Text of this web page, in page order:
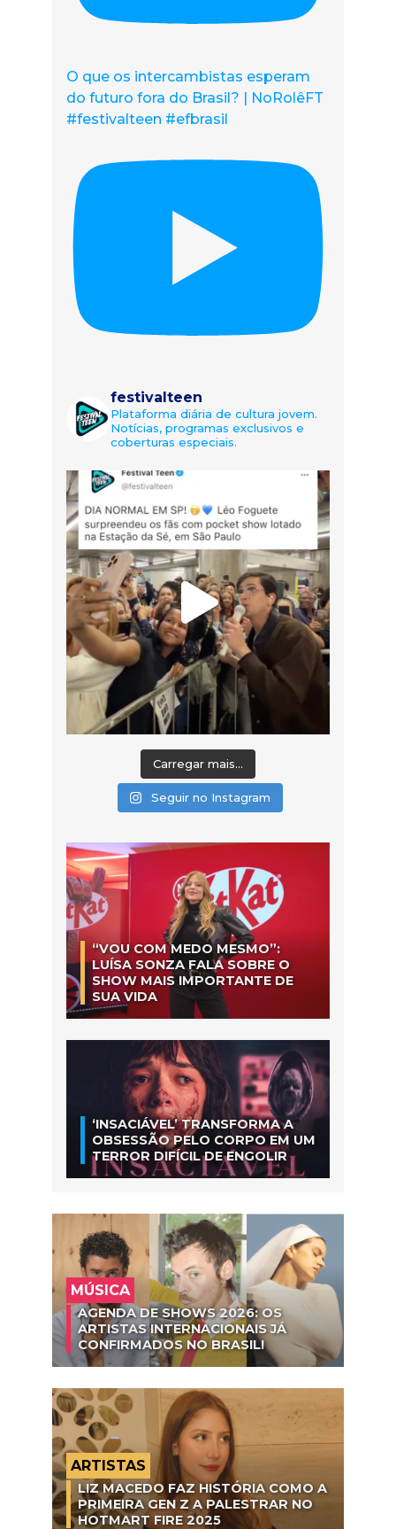
O que os intercambistas esperam
do futuro fora do Brasil? | NoRolêFT
#festivalteen #efbrasil
festivalteen
Plataforma diária de cultura jovem.
Notícias, programas exclusivos e
coberturas especiais.
Carregar mais...
Seguir no Instagram
“VOU COM MEDO MESMO”:
LUÍSA SONZA FALA SOBRE O
SHOW MAIS IMPORTANTE DE
SUA VIDA
‘INSACIÁVEL’ TRANSFORMA A
OBSESSÃO PELO CORPO EM UM
TERROR DIFÍCIL DE ENGOLIR
MÚSICA
AGENDA DE SHOWS 2026: OS
ARTISTAS INTERNACIONAIS JÁ
CONFIRMADOS NO BRASIL!
ARTISTAS
LIZ MACEDO FAZ HISTÓRIA COMO A
PRIMEIRA GEN Z A PALESTRAR NO
HOTMART FIRE 2025